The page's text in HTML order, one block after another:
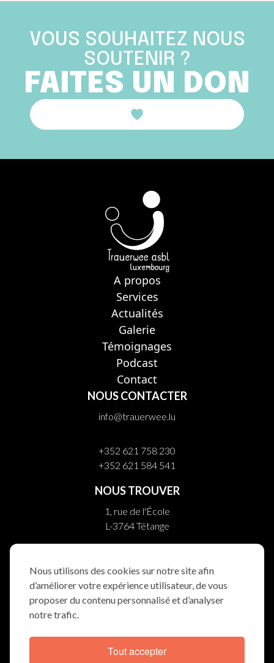
Nous utilisons des cookies sur notre site afin
d’améliorer votre expérience utilisateur, de vous
proposer du contenu personnalisé et d’analyser
notre trafic.
Tout accepter
VOUS SOUHAITEZ NOUS
SOUTENIR ?
FAITES UN DON
A propos
Services
Actualités
Galerie
Témoignages
Podcast
Contact
NOUS CONTACTER
info@trauerwee.lu
+352 621 758 230
+352 621 584 541
NOUS TROUVER
1, rue de l'École
L-3764 Tétange
L-8710 Boevange/Attert
NOUS SUIVRE
DÉCLARATION COOKIES